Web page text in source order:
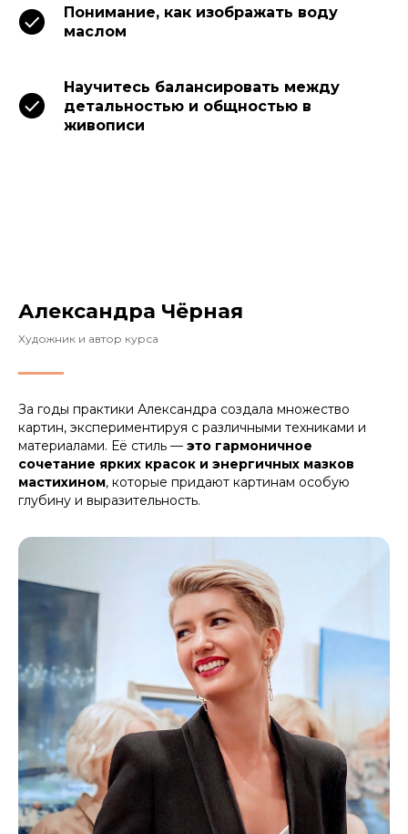
Понимание, как изображать воду
маслом
Научитесь балансировать между
детальностью и общностью в
живописи
Александра Чёрная
Художник и автор курса
За годы практики Александра создала множество
картин, экспериментируя с различными техниками и
материалами. Её стиль — это гармоничное
сочетание ярких красок и энергичных мазков
мастихином, которые придают картинам особую
глубину и выразительность.